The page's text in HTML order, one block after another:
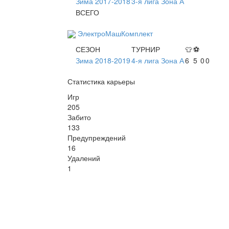
ВСЕГО
ЭлектроМашКомплект
СЕЗОН
ТУРНИР 👕⚽
Зима 2018-20194-я лига Зона А6 5 00
Статистика карьеры
Игр
205
Забито
133
Предупреждений
16
Удалений
1